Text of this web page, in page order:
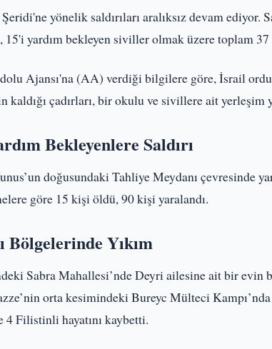
yönelik saldırıları aralıksız devam ediyor.
15'i yardım bekleyen siviller olmak üzere toplam
Ajansı'na (AA) verdiği bilgilere göre, İsrail
çadırları, bir okulu ve sivillere ait yerleşim
Bekleyenlere Saldırı
doğusundaki Tahliye Meydanı çevresinde
göre 15 kişi öldü, 90 kişi yaralandı.
Yıkım
Sabra Mahallesi’nde Deyri ailesine ait bir evin
orta kesimindeki Bureyc Mülteci
4 Filistinli hayatını kaybetti.